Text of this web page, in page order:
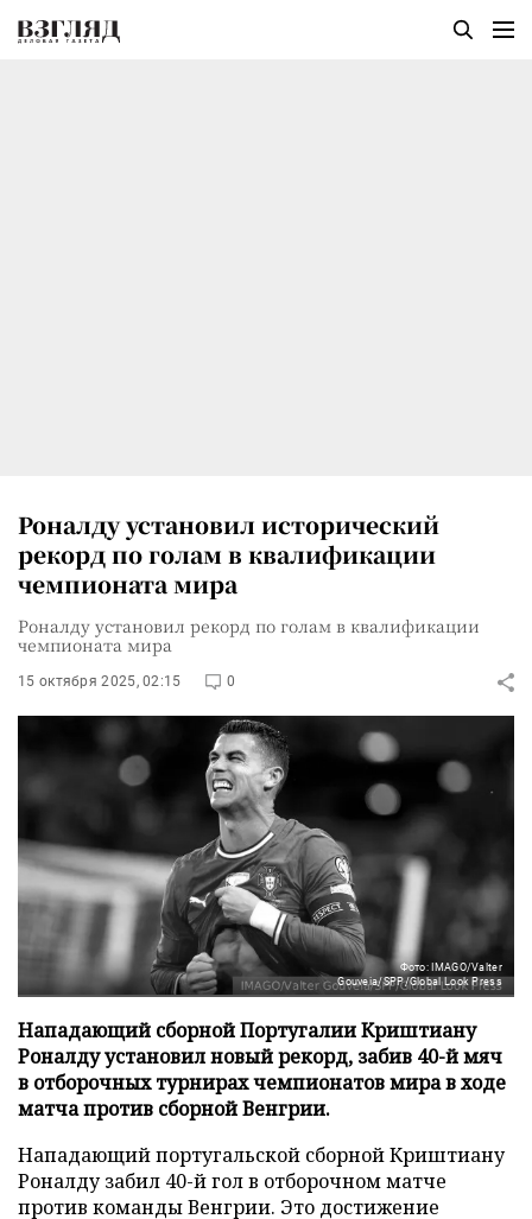
Роналду установил исторический
рекорд по голам в квалификации
чемпионата мира
Роналду установил рекорд по голам в квалификации
чемпионата мира
15 октября 2025, 02:15 0
Фото: IMAGO/Valter
Gouveia/SPP/Global Look Press
Нападающий сборной Португалии Криштиану
Роналду установил новый рекорд, забив 40-й мяч
в отборочных турнирах чемпионатов мира в ходе
матча против сборной Венгрии.
Нападающий португальской сборной Криштиану
Роналду забил 40-й гол в отборочном матче
против команды Венгрии. Это достижение